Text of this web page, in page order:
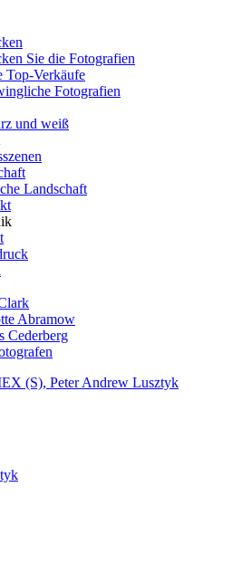
Sie die Fotografien
Top-Verkäufe
Fotografien
und weiß
Landschaft
Abramow
Cederberg